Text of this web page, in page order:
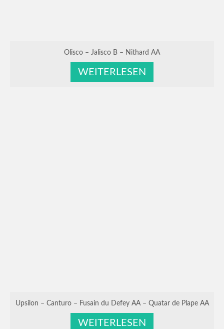
Olisco – Jalisco B – Nithard AA
WEITERLESEN
Upsilon – Canturo – Fusain du Defey AA – Quatar de Plape AA
WEITERLESEN